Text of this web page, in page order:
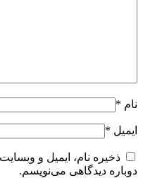
نام *
ایمیل *
ذخیره نام، ایمیل و
دوباره دیدگاهی می‌نویسم.